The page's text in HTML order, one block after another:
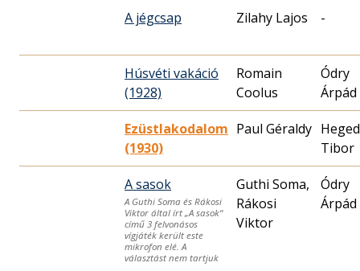
A jégcsap Zilahy Lajos -
Húsvéti vakáció
(1928)
Romain
Coolus
Ódry
Árpád
Ezüstlakodalom
(1930)
Paul Géraldy
Tibor
A sasok
A Guthi Soma és Rákosi
Viktor által írt „A sasok“
című 3 felvonásos
vígjáték került este
mikrofon elé. A
választást nem tartjuk
Guthi Soma,
Rákosi
Viktor
Ódry
Árpád